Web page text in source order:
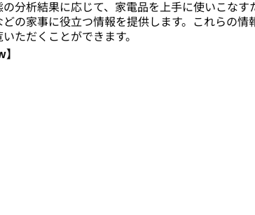
分析結果に応じて、家電品を上手に使いこなす
の家事に役立つ情報を提供します。これらの
ただくことができます。